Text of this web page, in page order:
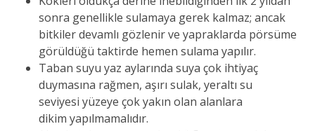
sonra genellikle sulamaya gerek kalmaz; ancak
bitkiler devamlı gözlenir ve yapraklarda pörsüme
görüldüğü taktirde hemen sulama yapılır.
Taban suyu yaz aylarında suya çok ihtiyaç
duymasına rağmen, aşırı sulak, yeraltı su
seviyesi yüzeye çok yakın olan alanlara
dikim yapılmamalıdır.